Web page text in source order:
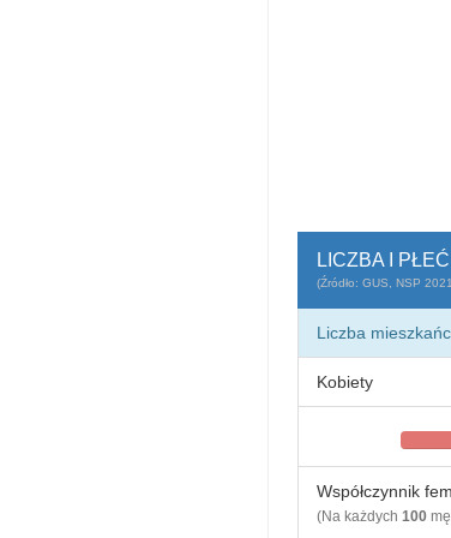
LICZBA I
(Źródło: GUS, NSP
Liczba
Kobiety
Współczynnik
(Na każdych 100